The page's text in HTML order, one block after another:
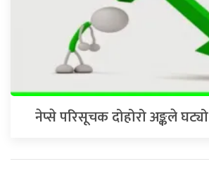
नेप्से परिसूचक दोहोरो अङ्कले घट्यो